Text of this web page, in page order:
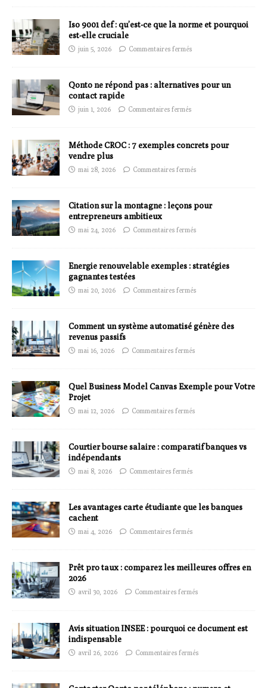
Iso 9001 def : qu’est-ce que la norme et pourquoi
est-elle cruciale
juin 5, 2026 Commentaires fermés
Qonto ne répond pas : alternatives pour un
contact rapide
juin 1, 2026 Commentaires fermés
Méthode CROC : 7 exemples concrets pour
vendre plus
mai 28, 2026 Commentaires fermés
Citation sur la montagne : leçons pour
entrepreneurs ambitieux
mai 24, 2026 Commentaires fermés
Energie renouvelable exemples : stratégies
gagnantes testées
mai 20, 2026 Commentaires fermés
Comment un système automatisé génère des
revenus passifs
mai 16, 2026 Commentaires fermés
Quel Business Model Canvas Exemple pour Votre
Projet
mai 12, 2026 Commentaires fermés
Courtier bourse salaire : comparatif banques vs
indépendants
mai 8, 2026 Commentaires fermés
Les avantages carte étudiante que les banques
cachent
mai 4, 2026 Commentaires fermés
Prêt pro taux : comparez les meilleures offres en
2026
avril 30, 2026 Commentaires fermés
Avis situation INSEE : pourquoi ce document est
indispensable
avril 26, 2026 Commentaires fermés